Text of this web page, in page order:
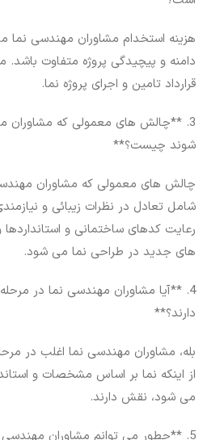
هزینه استخدام مشاوران مهندسی
قرارداد تامین و اجرای پروژه نما.
3. **چالش های معمولی که مشاوران
شوند چیست؟**
چالش های معمولی که مشاوران
شامل تعادل در نظرات زیبائی و
رعایت کدهای ساختمانی و استانداردها
های جدید در طراحی نما می شود.
4. **آیا مشاوران مهندسی نما در
دارند؟**
بله، مشاوران مهندسی نما اغلب در
از اینکه نما بر اساس مشخصات و
می شود، نقش دارند.
5. **چطور می توانم مشاوران مهندسی